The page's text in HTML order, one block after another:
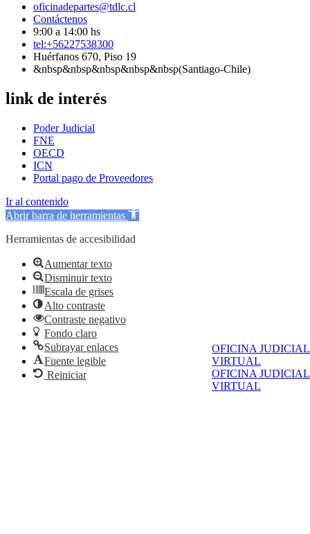
OFICINA JUDICIAL
VIRTUAL
OFICINA JUDICIAL
VIRTUAL
oficinadepartes@tdlc.cl
Contáctenos
9:00 a 14:00 hs
tel:+56227538300
Huérfanos 670, Piso 19
&nbsp&nbsp&nbsp&nbsp&nbsp(Santiago-Chile)
link de interés
Poder Judicial
FNE
OECD
ICN
Portal pago de Proveedores
Ir al contenido
Abrir barra de herramientas
Herramientas de accesibilidad
Aumentar texto
Disminuir texto
Escala de grises
Alto contraste
Contraste negativo
Fondo claro
Subrayar enlaces
Fuente legible
Reiniciar